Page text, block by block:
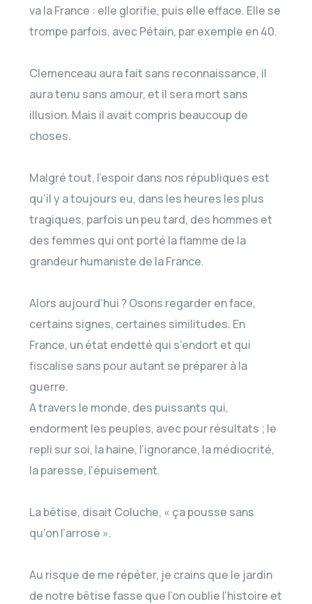
va la France : elle glorifie, puis elle efface. Elle se
trompe parfois, avec Pétain, par exemple en 40.
Clemenceau aura fait sans reconnaissance, il
aura tenu sans amour, et il sera mort sans
illusion. Mais il avait compris beaucoup de
choses.
Malgré tout, l’espoir dans nos républiques est
qu’il y a toujours eu, dans les heures les plus
tragiques, parfois un peu tard, des hommes et
des femmes qui ont porté la flamme de la
grandeur humaniste de la France.
Alors aujourd’hui ? Osons regarder en face,
certains signes, certaines similitudes. En
France, un état endetté qui s’endort et qui
fiscalise sans pour autant se préparer à la
guerre.
A travers le monde, des puissants qui,
endorment les peuples, avec pour résultats ; le
repli sur soi, la haine, l’ignorance, la médiocrité,
la paresse, l’épuisement.
La bêtise, disait Coluche, « ça pousse sans
qu’on l’arrose ».
Au risque de me répéter, je crains que le jardin
de notre bêtise fasse que l’on oublie l’histoire et